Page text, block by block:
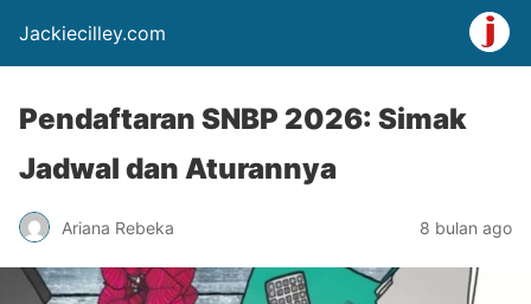
Jackiecilley.com
Pendaftaran SNBP 2026: Simak
Jadwal dan Aturannya
Ariana Rebeka 8 bulan ago